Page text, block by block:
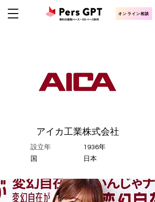
オンライン相談
アイカ工業株式会社
設立年
​国
1936年
日本